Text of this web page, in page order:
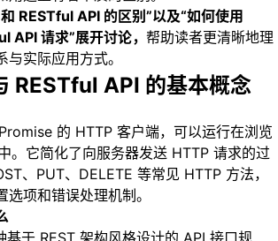
RESTful API 的区别”以及“如何使用
API 请求”展开讨论， 帮助读者更清晰地理
实际应用方式。
RESTful API 的基本概念
的 HTTP 客户端，可以运行在浏览
。它简化了向服务器发送 HTTP 请求的过
、PUT、DELETE 等常见 HTTP 方法，
项和错误处理机制。
基于 REST 架构风格设计的 API 接口规